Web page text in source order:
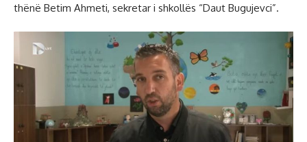
thënë Betim Ahmeti, sekretar i shkollës “Daut Bugujevci”.